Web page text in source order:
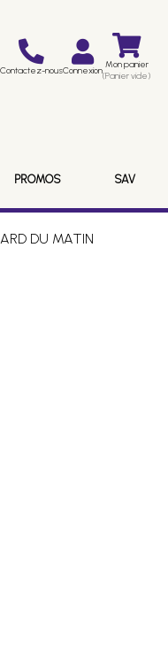
Contactez-nousConnexion Mon panier
(Panier vide)
PROMOS SAV
DU MATIN